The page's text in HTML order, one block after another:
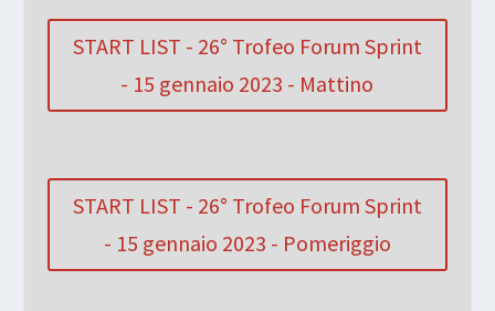
START LIST - 26° Trofeo Forum Sprint
- 15 gennaio 2023 - Mattino
START LIST - 26° Trofeo Forum Sprint
- 15 gennaio 2023 - Pomeriggio